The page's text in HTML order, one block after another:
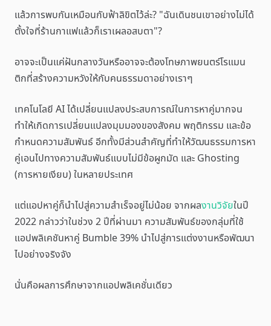
แล้วการพบกันเหมือนกับฟ้าลิขิตไว้ล่ะ? "ฉันเดินชนเขาอย่างไม่ได้
ตั้งใจที่ร้านกาแฟแล้วก็เราเผลอสบตา"?
อาจจะเป็นแค่ฝันกลางวันหรืออาจจะต้องโทษภาพยนตร์โรแมน
ติกที่สร้างความหวังให้กับคนธรรมดาอย่างเราๆ
เทคโนโลยี AI ได้เปลี่ยนแปลงประสบการณ์ในการหาคู่มากจน
ทำให้เกิดการเปลี่ยนแปลงมุมมองของสังคม พฤติกรรม และข้อ
กำหนดความสัมพันธ์ อีกทั้งมีส่วนสำคัญที่ทำให้วัฒนธรรมการหา
คู่เอนไปทางความสัมพันธ์แบบไม่มีข้อผูกมัด และ Ghosting
(การหายเงียบ) ในหลายประเทศ
แต่แอปหาคู่ก็นำไปสู่ความสำเร็จอยู่ไม่น้อย จากผลงานวิจัยในปี
2022 กล่าวว่าในช่วง 2 ปีที่ผ่านมา ความสัมพันธ์ของกลุ่มที่ใช้
แอปพลิเคชันหาคู่ Bumble 39% นำไปสู่การแต่งงานหรือพัฒนา
ไปอย่างจริงจัง
นั่นคือผลการศึกษาจากแอปพลิเคชั่นเดียว